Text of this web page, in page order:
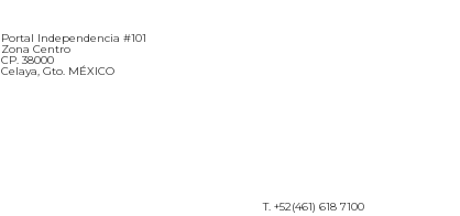
Portal Independencia #101
Zona Centro
CP. 38000
Celaya, Gto. MÉXICO
T. +52(461) 618 7100